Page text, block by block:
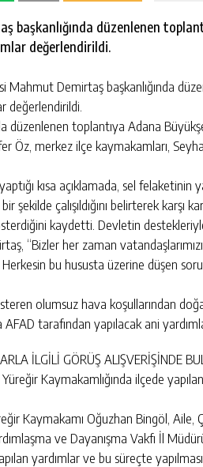
başkanlığında düzenlenen
değerlendirildi.
Mahmut Demirtaş başkanlığında
değerlendirildi.
düzenlenen toplantıya Adana
Öz, merkez ilçe kaymakamları,
kısa açıklamada, sel
şekilde çalışıldığını belirterek karşı
kaydetti. Devletin
“Bizler her zaman
bu hususta üzerine düşen
olumsuz hava koşullarından
AFAD tarafından yapılacak ani
İLGİLİ GÖRÜŞ ALIŞVERİŞİNDE
Kaymakamlığında ilçede
Kaymakamı Oğuzhan Bingöl,
ve Dayanışma Vakfı İl
yardımlar ve bu süreçte
BİNA MAHKEMEDEN
DU